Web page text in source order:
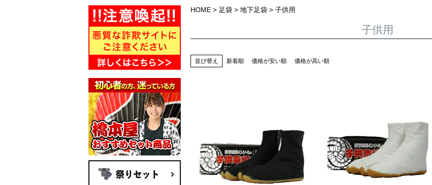
祭りセット
HOME 足袋 地下足袋 子供用
子供用
並び替え 新着順 価格が安い順 価格が高い順